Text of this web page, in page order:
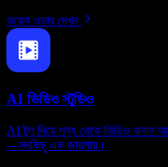
ভয়েস ওভার দেখুন
AI ভিডিও স্টুডিও
AI টুল দিয়ে শূন্য থেকে ভিডিও বানান
—সবকিছু এক জায়গায়।